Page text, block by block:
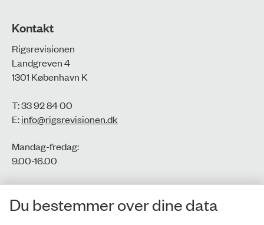
Kontakt
Rigsrevisionen
Landgreven 4
1301 København K
T: 33 92 84 00
E:info@rigsrevisionen.dk
Mandag-fredag:
9.00-16.00​
CVR-nr.: 77806113
EAN-nr.: 5798000016002
Du bestemmer over dine data